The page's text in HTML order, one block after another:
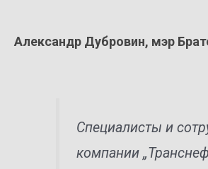
Александр Дубровин, мэр
Специалисты и
компании